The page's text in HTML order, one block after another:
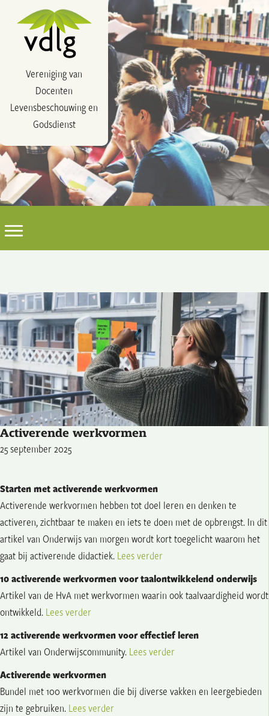
Vereniging van
Docenten
Levensbeschouwing en
Godsdienst
Activerende werkvormen
25 september 2025
Starten met activerende werkvormen
Activerende werkvormen hebben tot doel leren en denken te
activeren, zichtbaar te maken en iets te doen met de opbrengst. In dit
artikel van Onderwijs van morgen wordt kort toegelicht waarom het
gaat bij activerende didactiek. Lees verder
10 activerende werkvormen voor taalontwikkelend onderwijs
Artikel van de HvA met werkvormen waarin ook taalvaardigheid wordt
ontwikkeld. Lees verder
12 activerende werkvormen voor effectief leren
Artikel van Onderwijscommunity. Lees verder
Activerende werkvormen
Bundel met 100 werkvormen die bij diverse vakken en leergebieden
zijn te gebruiken. Lees verder